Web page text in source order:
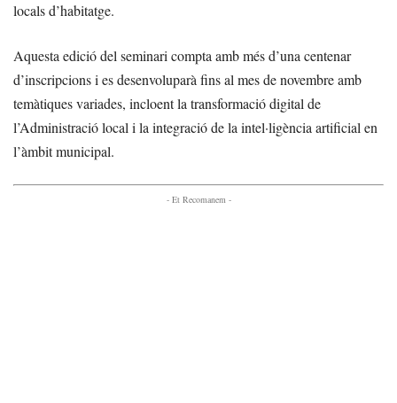
locals d’habitatge.
Aquesta edició del seminari compta amb més d’una centenar
d’inscripcions i es desenvoluparà fins al mes de novembre amb
temàtiques variades, incloent la transformació digital de
l’Administració local i la integració de la intel·ligència artificial en
l’àmbit municipal.
- Et Recomanem -